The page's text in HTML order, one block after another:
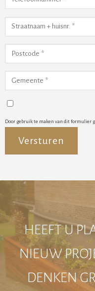
Door gebruik te maken van dit formulier
HEEFT U
NIEUW
DENKEN